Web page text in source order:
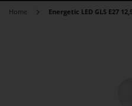
Home Energetic LED GLS E27